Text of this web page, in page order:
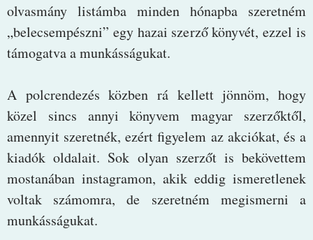
olvasmány listámba minden hónapba szeretném
„belecsempészni” egy hazai szerző könyvét, ezzel is
támogatva a munkásságukat.
A polcrendezés közben rá kellett jönnöm, hogy
közel sincs annyi könyvem magyar szerzőktől,
amennyit szeretnék, ezért figyelem az akciókat, és a
kiadók oldalait. Sok olyan szerzőt is bekövettem
mostanában instagramon, akik eddig ismeretlenek
voltak számomra, de szeretném megismerni a
munkásságukat.